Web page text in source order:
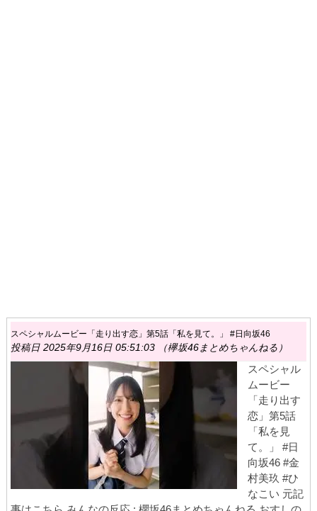
スペシャルムービー「走り出す恋」第5話「私を見て。」 #日向坂46
投稿日 2025年9月16日 05:51:03 （欅坂46まとめちゃんねる）
スペシャル
ムービー
「走り出す
恋」第5話
「私を見
て。」 #日
向坂46 #金
村美玖 #ひ
なこい 元記